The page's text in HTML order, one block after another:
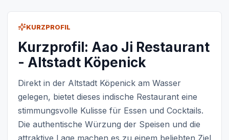
KURZPROFIL
Kurzprofil: Aao Ji Restaurant
- Altstadt Köpenick
Direkt in der Altstadt Köpenick am Wasser
gelegen, bietet dieses indische Restaurant eine
stimmungsvolle Kulisse für Essen und Cocktails.
Die authentische Würzung der Speisen und die